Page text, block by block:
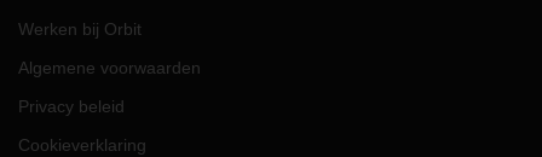
Werken bij Orbit
Algemene voorwaarden
Privacy beleid
Cookieverklaring